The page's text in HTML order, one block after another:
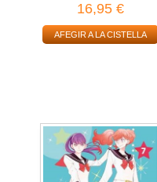
16,95 €
AFEGIR A LA CISTELLA